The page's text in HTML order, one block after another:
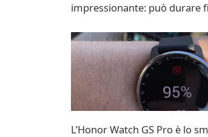
impressionante: può durare
L’Honor Watch GS Pro è lo